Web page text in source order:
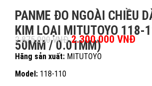
PANME ĐO NGOÀI CHIỀU
KIM LOẠI MITUTOYO 118-
50MM / 0.01MM)
2.875.000VNĐ Giá gốc là:
2.300.000 VNĐ
Hãng sản xuất: MITUTOYO
Model: 118-110